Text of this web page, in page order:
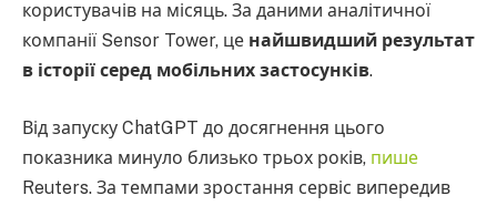
користувачів на місяць. За даними аналітичної
компанії Sensor Tower, це найшвидший результат
в історії серед мобільних застосунків.
Від запуску ChatGPT до досягнення цього
показника минуло близько трьох років, пише
Reuters. За темпами зростання сервіс випередив